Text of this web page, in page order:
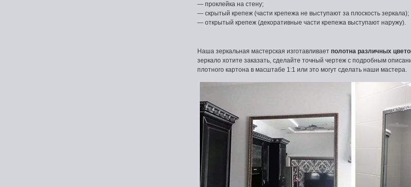
— проклейка на стену;
— скрытый крепеж (части крепежа не выступают за плоскость зеркала);
— открытый крепеж (декоративные части крепежа выступают наружу).
Наша зеркальная мастерская изготавливаетполотна различных
зеркало хотите заказать, сделайте точный чертеж с подробным
плотного картона в масштабе 1:1 или это могут сделать наши мастера.